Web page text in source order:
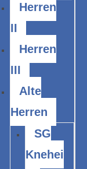
Herren
II
Herren
III
Alte
Herren
SG
Knehei